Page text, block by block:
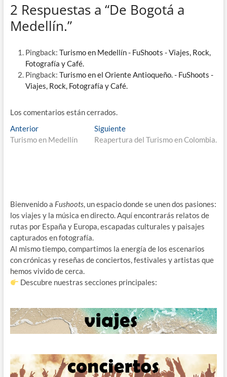
2 Respuestas a “De Bogotá a
Medellín.”
Pingback: Turismo en Medellín - FuShoots - Viajes, Rock,
Fotografía y Café.
Pingback: Turismo en el Oriente Antioqueño. - FuShoots -
Viajes, Rock, Fotografía y Café.
Los comentarios están cerrados.
Navegación
de
AnteriorEntrada
anterior:
Turismo en Medellín
SiguienteEntrada
siguiente:
Reapertura del Turismo en Colombia.
Bienvenido a Fushoots, un espacio donde se unen dos pasiones:
los viajes y la música en directo. Aquí encontrarás relatos de
rutas por España y Europa, escapadas culturales y paisajes
capturados en fotografía.
Al mismo tiempo, compartimos la energía de los escenarios
con crónicas y reseñas de conciertos, festivales y artistas que
hemos vivido de cerca.
Descubre nuestras secciones principales: